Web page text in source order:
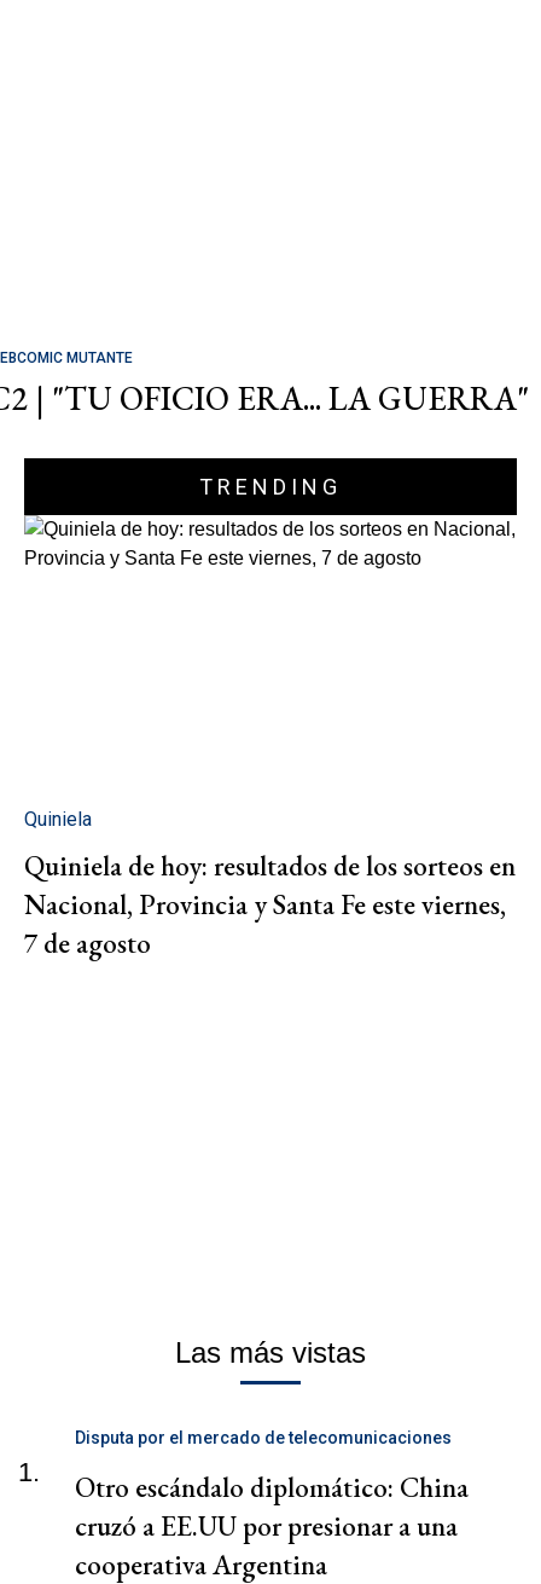
MUTANTE
| "TU OFICIO ERA... LA GUERRA"
TRENDING
Quiniela
Quiniela de hoy: resultados de los sorteos en
Nacional, Provincia y Santa Fe este viernes,
7 de agosto
Las más vistas
1.
Disputa por el mercado de telecomunicaciones
Otro escándalo diplomático: China
cruzó a EE.UU por presionar a una
cooperativa Argentina